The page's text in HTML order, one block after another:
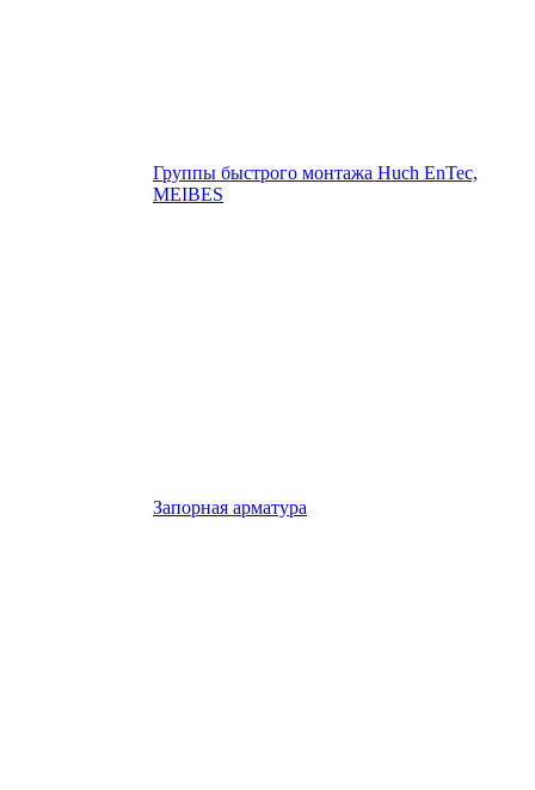
Группы быстрого монтажа Huch EnTec,
MEIBES
Запорная арматура